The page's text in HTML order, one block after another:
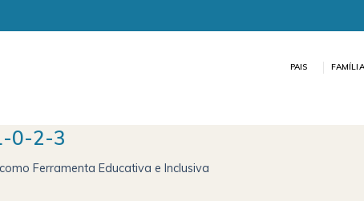
PAIS
0-2-3
Ferramenta Educativa e Inclusiva